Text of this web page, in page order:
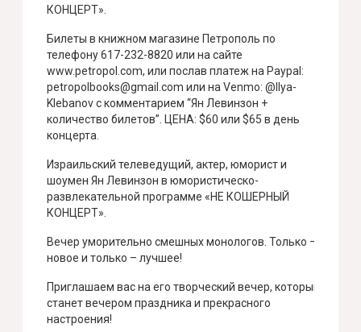
КОНЦЕРТ».
Билеты в книжном магазине Петрополь по
телефону 617-232-8820 или на сайте
www.petropol.com, или послав платеж на Paypal:
petropolbooks@gmail.com или на Venmo: @Ilya-
Klebanov с комментарием “Ян Левинзон +
количество билетов”. ЦЕНА: $60 или $65 в день
концерта.
Израильский телеведущий, актер, юморист и
шоумен Ян Левинзон в юмористическо-
развлекательной программе «НЕ КОШЕРНЫЙ
КОНЦЕРТ».
Вечер уморительно смешных монологов. Только –
новое и только – лучшее!
Приглашаем вас на его творческий вечер, который
станет вечером праздника и прекрасного
настроения!